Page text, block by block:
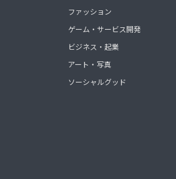
ファッション
ゲーム・サービス開発
ビジネス・起業
アート・写真
ソーシャルグッド